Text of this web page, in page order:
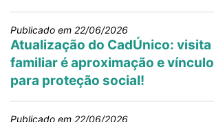
Publicado em 22/06/2026
Atualização do CadÚnico: visita
familiar é aproximação e vínculo
para proteção social!
Publicado em 22/06/2026